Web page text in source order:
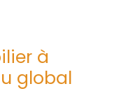
à
global